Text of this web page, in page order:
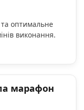
та оптимальне
виконання.
марафон